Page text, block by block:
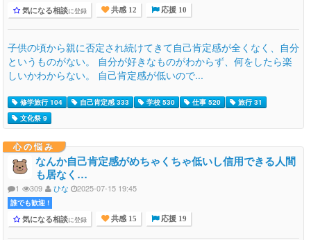
気になる相談に登録 共感 12 応援 10
子供の頃から親に否定され続けてきて自己肯定感が全くなく、自分
というものがない。 自分が好きなものがわからず、何をしたら楽
しいかわからない。 自己肯定感が低いので...
修学旅行 104 自己肯定感 333 学校 530 仕事 520
旅行 31
文化祭 9
心の悩み
なんか自己肯定感がめちゃくちゃ低いし信用できる人間
も居なく…
1 309 ひな 2025-07-15 19:45
誰でも歓迎 !
気になる相談に登録 共感 15 応援 19